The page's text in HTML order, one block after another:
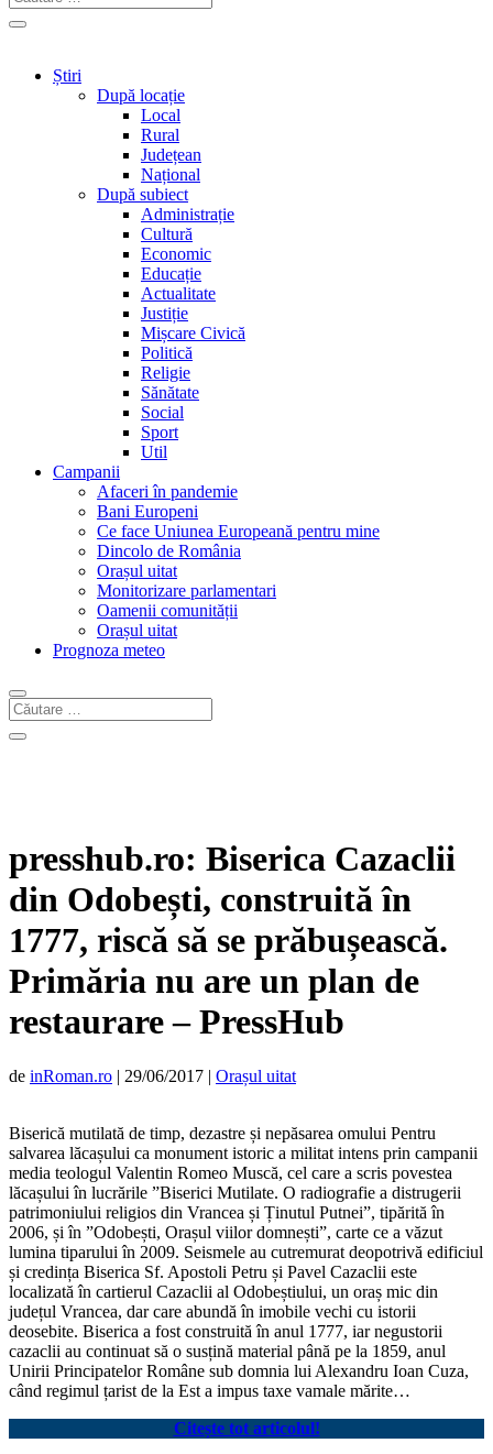
Știri
După locație
Local
Rural
Județean
Național
După subiect
Administrație
Cultură
Economic
Educație
Actualitate
Justiție
Mișcare Civică
Politică
Religie
Sănătate
Social
Sport
Util
Campanii
Afaceri în pandemie
Bani Europeni
Ce face Uniunea Europeană pentru mine
Dincolo de România
Orașul uitat
Monitorizare parlamentari
Oamenii comunității
Orașul uitat
Prognoza meteo
presshub.ro: Biserica Cazaclii
din Odobești, construită în
1777, riscă să se prăbușească.
Primăria nu are un plan de
restaurare – PressHub
de inRoman.ro | 29/06/2017 | Orașul uitat
Biserică mutilată de timp, dezastre și nepăsarea omului Pentru
salvarea lăcașului ca monument istoric a militat intens prin campanii
media teologul Valentin Romeo Muscă, cel care a scris povestea
lăcașului în lucrările ”Biserici Mutilate. O radiografie a distrugerii
patrimoniului religios din Vrancea și Ținutul Putnei”, tipărită în
2006, și în ”Odobești, Orașul viilor domnești”, carte ce a văzut
lumina tiparului în 2009. Seismele au cutremurat deopotrivă edificiul
și credința Biserica Sf. Apostoli Petru și Pavel Cazaclii este
localizată în cartierul Cazaclii al Odobeștiului, un oraș mic din
județul Vrancea, dar care abundă în imobile vechi cu istorii
deosebite. Biserica a fost construită în anul 1777, iar negustorii
cazaclii au continuat să o susțină material până pe la 1859, anul
Unirii Principatelor Române sub domnia lui Alexandru Ioan Cuza,
când regimul țarist de la Est a impus taxe vamale mărite…
Citește tot articolul!